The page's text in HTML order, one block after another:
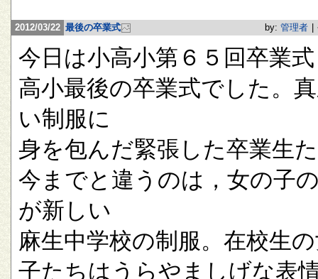
2012/03/22 最後の卒業式 by: 管理者
今日は小高小第６５回卒業
高小最後の卒業式でした。
い制服に
身を包んだ緊張した卒業生
今までと違うのは，女の子
が新しい
麻生中学校の制服。在校生
子たちはうらやましげな表